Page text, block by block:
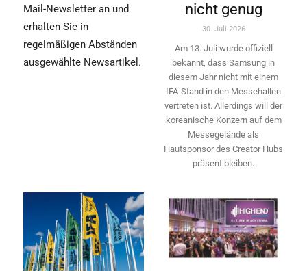
Mail-Newsletter an und
erhalten Sie in
regelmäßigen Abständen
ausgewählte Newsartikel.
nicht genug
30. Juli 2026
Am 13. Juli wurde offiziell
bekannt, dass Samsung in
diesem Jahr nicht mit einem
IFA-Stand in den Messehallen
vertreten ist. Allerdings will ­der
koreanische Konzern auf dem
Messegelände als
Hautsponsor des Creator Hubs
präsent bleiben.